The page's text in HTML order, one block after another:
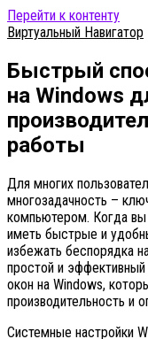
Перейти к контенту
Виртуальный Навигатор
Быстрый
на Windows
работы
Для многих
многозадачность –
компьютером. Когда вы
иметь быстрые и
избежать беспорядка
простой и
окон на Windows,
производительность и
Системные настройки